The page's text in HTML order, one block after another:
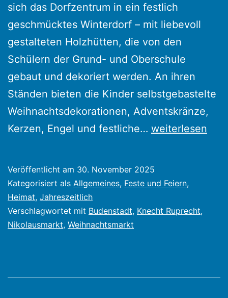
sich das Dorfzentrum in ein festlich
geschmücktes Winterdorf – mit liebevoll
gestalteten Holzhütten, die von den
Schülern der Grund- und Oberschule
gebaut und dekoriert werden. An ihren
Ständen bieten die Kinder selbstgebastelte
Weihnachtsdekorationen, Adventskränze,
Kerzen, Engel und festliche… Nikolausmarkt
–
und
weiterlesen
Veröffentlicht am 30. November 2025
Kategorisiert als Allgemeines, Feste und Feiern,
Heimat, Jahreszeitlich
Verschlagwortet mit Budenstadt, Knecht Ruprecht,
Nikolausmarkt, Weihnachtsmarkt